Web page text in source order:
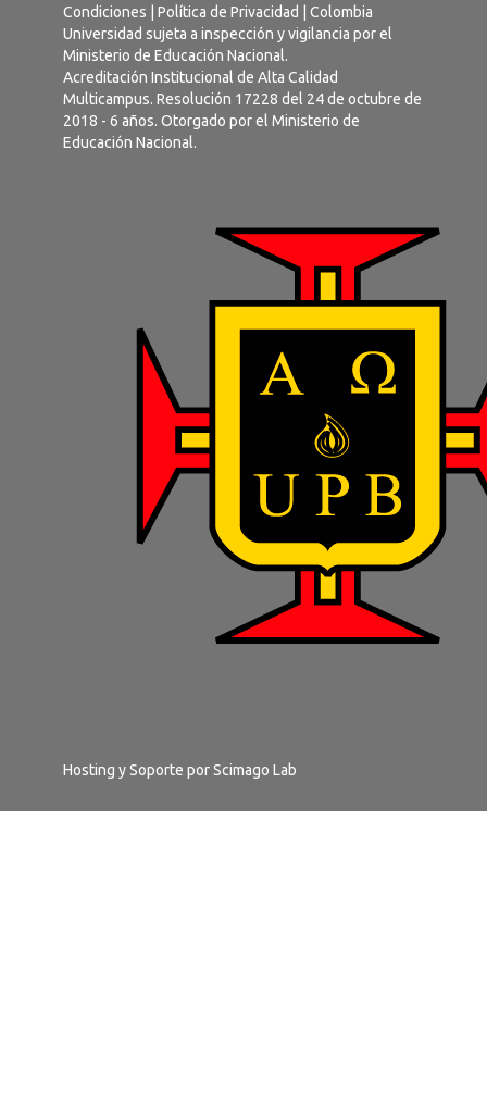
Condiciones
Política de Privacidad
| Colombia
Universidad sujeta a inspección y vigilancia por el
Ministerio de Educación Nacional.
Acreditación Institucional de Alta Calidad
Multicampus. Resolución 17228 del 24 de octubre de
2018 - 6 años. Otorgado por el Ministerio de
Educación Nacional.
Hosting y Soporte porScimago Lab